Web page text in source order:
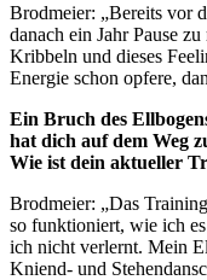
Brodmeier: „Bereits vor
danach ein Jahr Pause
Kribbeln und dieses
Energie schon opfere,
Ein Bruch des
hat dich auf dem Weg
Wie ist dein aktueller
Brodmeier: „Das
so funktioniert, wie ich
ich nicht verlernt. Mein
Kniend- und